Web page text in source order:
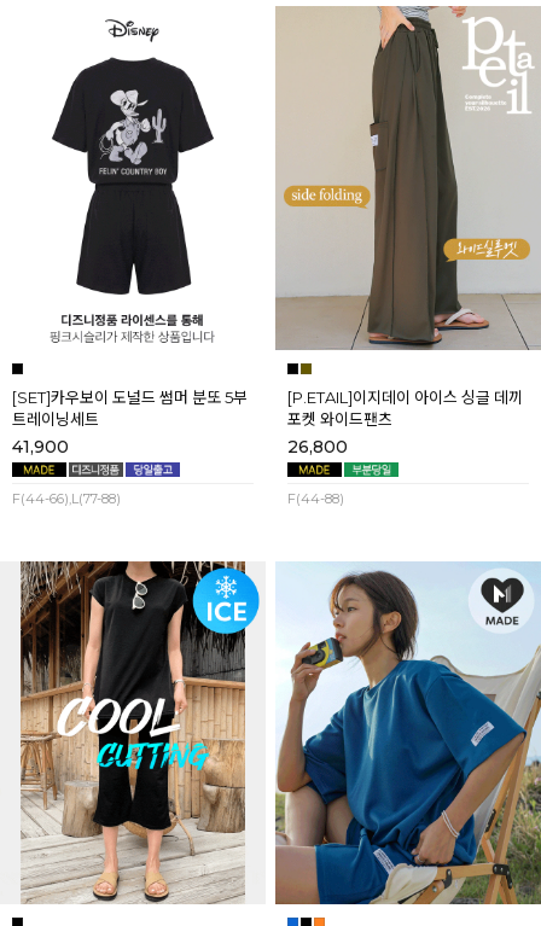
[SET]카우보이 도널드 썸머 분또 5부
트레이닝세트
41,900
F(44-66),L(77-88)
[P.ETAIL]이지데이 아이스 싱글 데끼
포켓 와이드팬츠
26,800
F(44-88)